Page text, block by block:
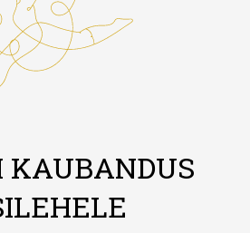
KAUBANDUS